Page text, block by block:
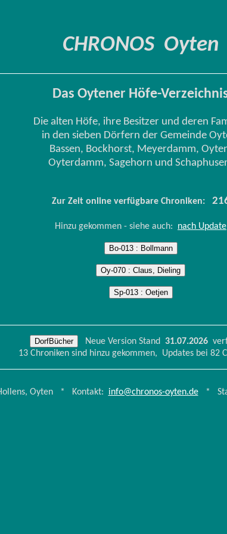
CHRONOS Oyten
Das Oytener Höfe-
Die alten Höfe, ihre Besitzer und deren
in den sieben Dörfern der Gemeinde
Bassen, Bockhorst, Meyerdamm,
Oyterdamm, Sagehorn und
Zur Zeit online verfügbare Chroniken:
Hinzu gekommen - siehe auch: nach Update
Bo-013 : Bollmann
Oy-070 : Claus, Dieling
Sp-013 : Oetjen
DorfBücher Neue Version Stand 31.07.2026
13 Chroniken sind hinzu gekommen, Updates bei 82
Oyten * Kontakt: info@chronos-oyten.de*